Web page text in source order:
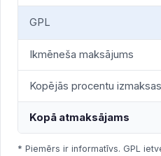
GPL
Ikmēneša maksājums
Kopējās procentu izmaksas
Kopā atmaksājams
* Piemērs ir informatīvs. GPL